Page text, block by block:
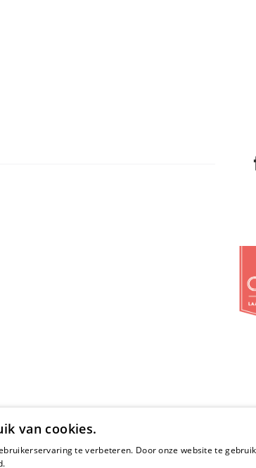
van cookies.
te verbeteren. Door onze website te